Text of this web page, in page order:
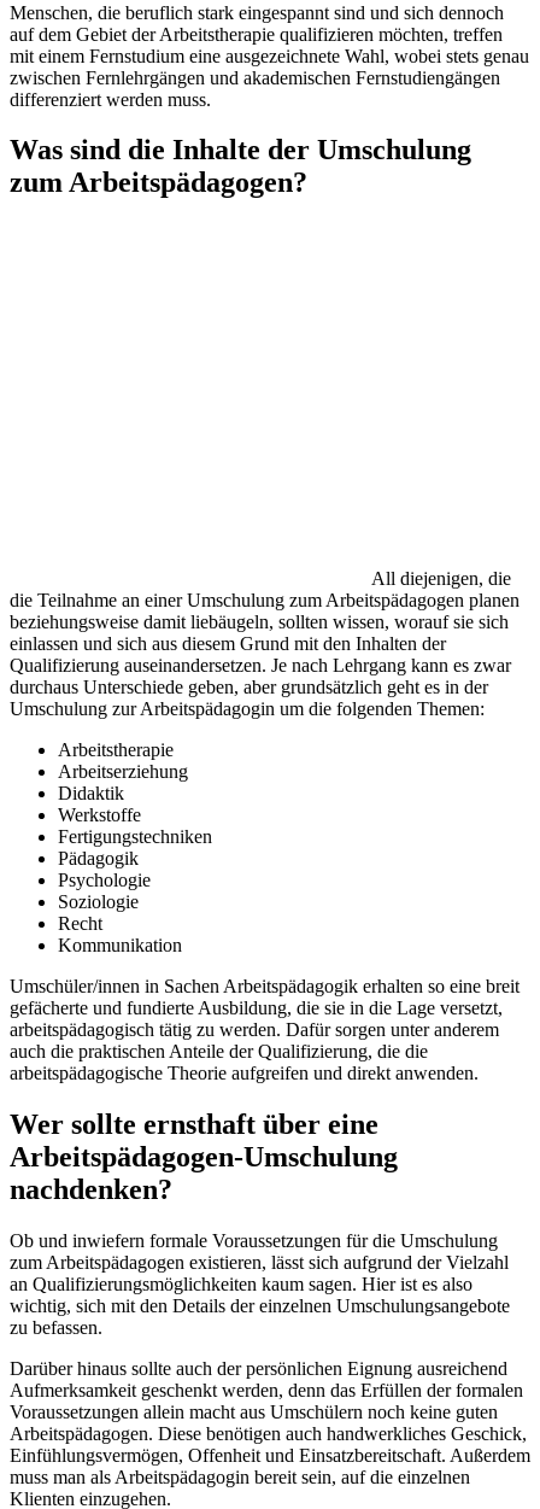
Menschen, die beruflich stark eingespannt sind und sich dennoch
auf dem Gebiet der Arbeitstherapie qualifizieren möchten, treffen
mit einem Fernstudium eine ausgezeichnete Wahl, wobei stets genau
zwischen Fernlehrgängen und akademischen Fernstudiengängen
differenziert werden muss.
Was sind die Inhalte der Umschulung
zum Arbeitspädagogen?
All diejenigen, die
die Teilnahme an einer Umschulung zum Arbeitspädagogen planen
beziehungsweise damit liebäugeln, sollten wissen, worauf sie sich
einlassen und sich aus diesem Grund mit den Inhalten der
Qualifizierung auseinandersetzen. Je nach Lehrgang kann es zwar
durchaus Unterschiede geben, aber grundsätzlich geht es in der
Umschulung zur Arbeitspädagogin um die folgenden Themen:
Arbeitstherapie
Arbeitserziehung
Didaktik
Werkstoffe
Fertigungstechniken
Pädagogik
Psychologie
Soziologie
Recht
Kommunikation
Umschüler/innen in Sachen Arbeitspädagogik erhalten so eine breit
gefächerte und fundierte Ausbildung, die sie in die Lage versetzt,
arbeitspädagogisch tätig zu werden. Dafür sorgen unter anderem
auch die praktischen Anteile der Qualifizierung, die die
arbeitspädagogische Theorie aufgreifen und direkt anwenden.
Wer sollte ernsthaft über eine
Arbeitspädagogen-Umschulung
nachdenken?
Ob und inwiefern formale Voraussetzungen für die Umschulung
zum Arbeitspädagogen existieren, lässt sich aufgrund der Vielzahl
an Qualifizierungsmöglichkeiten kaum sagen. Hier ist es also
wichtig, sich mit den Details der einzelnen Umschulungsangebote
zu befassen.
Darüber hinaus sollte auch der persönlichen Eignung ausreichend
Aufmerksamkeit geschenkt werden, denn das Erfüllen der formalen
Voraussetzungen allein macht aus Umschülern noch keine guten
Arbeitspädagogen. Diese benötigen auch handwerkliches Geschick,
Einfühlungsvermögen, Offenheit und Einsatzbereitschaft. Außerdem
muss man als Arbeitspädagogin bereit sein, auf die einzelnen
Klienten einzugehen.